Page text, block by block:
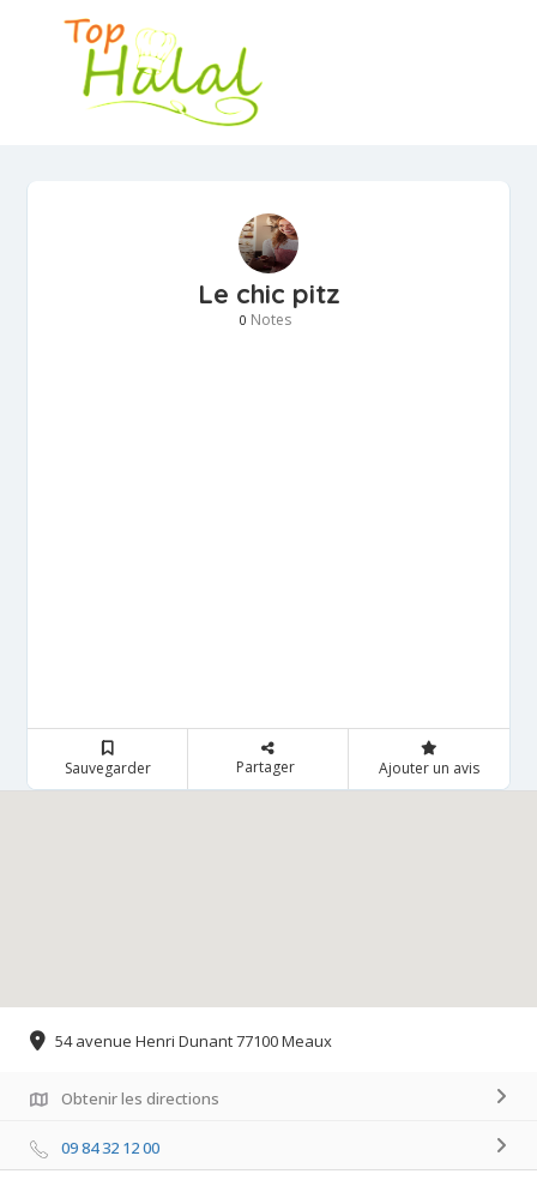
Le chic pitz
0 Notes
Sauvegarder Partager Ajouter un avis
54 avenue Henri Dunant 77100 Meaux
Obtenir les directions
09 84 32 12 00